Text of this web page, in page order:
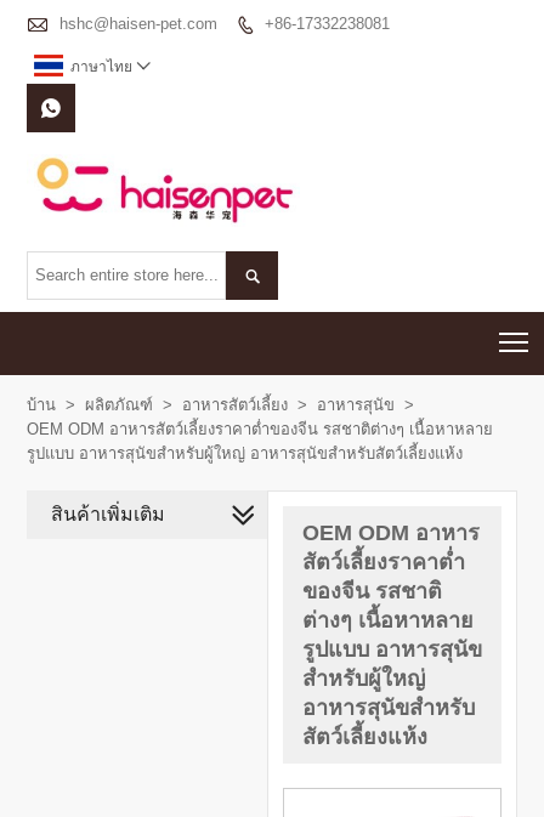
 hshc@haisen-pet.com  +86-17332238081
ภาษาไทย 


บ้าน > ผลิตภัณฑ์ > อาหารสัตว์เลี้ยง > อาหารสุนัข
>
OEM ODM อาหารสัตว์เลี้ยงราคาต่ำของจีน รสชาติต่างๆ เนื้อหาหลาย
รูปแบบ อาหารสุนัขสำหรับผู้ใหญ่ อาหารสุนัขสำหรับสัตว์เลี้ยงแห้ง
OEM ODM อาหาร
สัตว์เลี้ยงราคาต่ำ
ของจีน รสชาติ
ต่างๆ เนื้อหาหลาย
รูปแบบ อาหารสุนัข
สำหรับผู้ใหญ่
อาหารสุนัขสำหรับ
สัตว์เลี้ยงแห้ง
สินค้าเพิ่มเติม